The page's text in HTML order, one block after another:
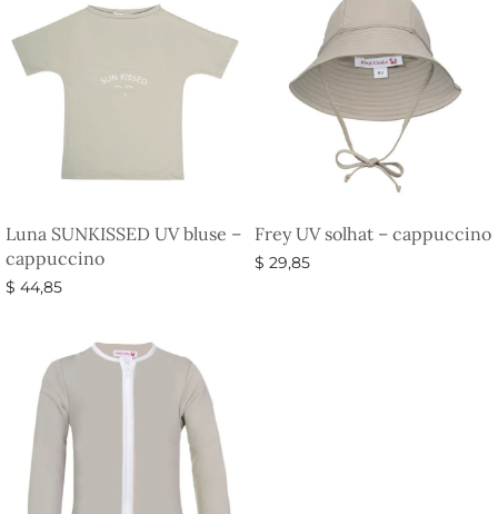
Luna SUNKISSED UV bluse –
cappuccino
$ 44,85
Frey UV solhat – cappuccino
$ 29,85